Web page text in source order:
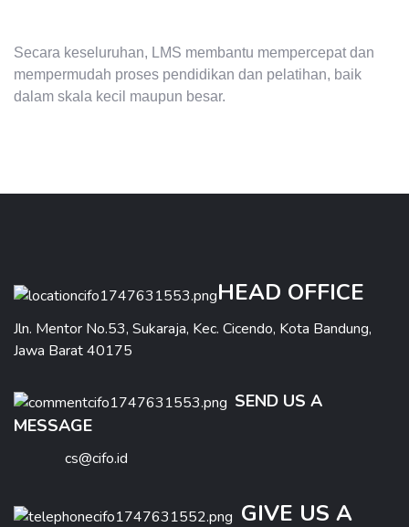
Secara keseluruhan, LMS membantu mempercepat dan
mempermudah proses pendidikan dan pelatihan, baik
dalam skala kecil maupun besar.
HEAD OFFICE
Jln. Mentor No.53, Sukaraja, Kec. Cicendo, Kota Bandung,
Jawa Barat 40175
SEND US A
MESSAGE
cs@cifo.id
GIVE US A